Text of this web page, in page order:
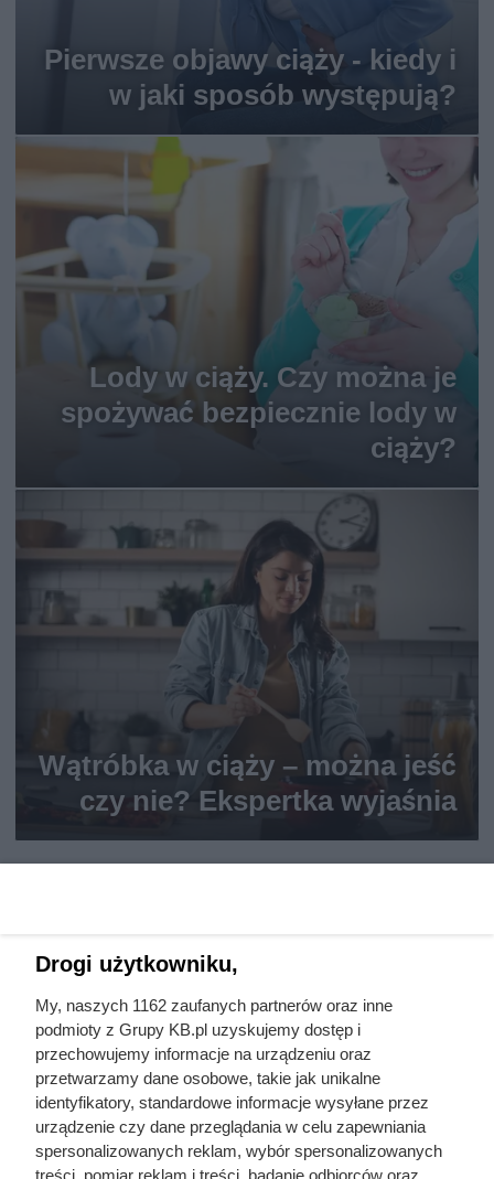
Pierwsze objawy ciąży - kiedy i
w jaki sposób występują?
Lody w ciąży. Czy można je
spożywać bezpiecznie lody w
ciąży?
Wątróbka w ciąży – można jeść
czy nie? Ekspertka wyjaśnia
Drogi użytkowniku,
My, naszych 1162 zaufanych partnerów oraz inne
podmioty z Grupy KB.pl uzyskujemy dostęp i
przechowujemy informacje na urządzeniu oraz
przetwarzamy dane osobowe, takie jak unikalne
identyfikatory, standardowe informacje wysyłane przez
urządzenie czy dane przeglądania w celu zapewniania
spersonalizowanych reklam, wybór spersonalizowanych
treści, pomiar reklam i treści, badanie odbiorców oraz